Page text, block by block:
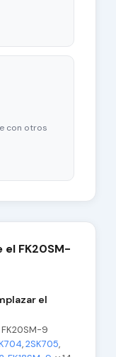
con otros
FK20SM-
el
9
,2SK705,